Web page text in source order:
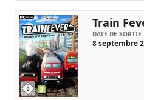
Train
DATE DE SORTIE
8 septembre